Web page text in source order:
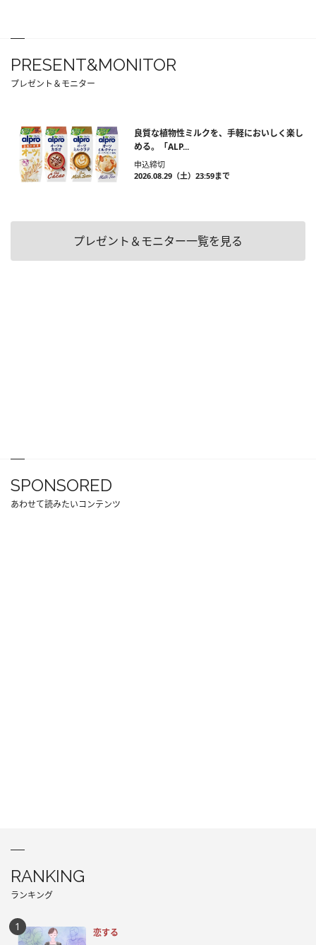
PRESENT&MONITOR
プレゼント＆モニター
良質な植物性ミルクを、手軽においしく楽し
める。「ALP...
申込締切
2026.08.29（土）23:59まで
プレゼント＆モニター一覧を見る
SPONSORED
あわせて読みたいコンテンツ
RANKING
ランキング
恋する